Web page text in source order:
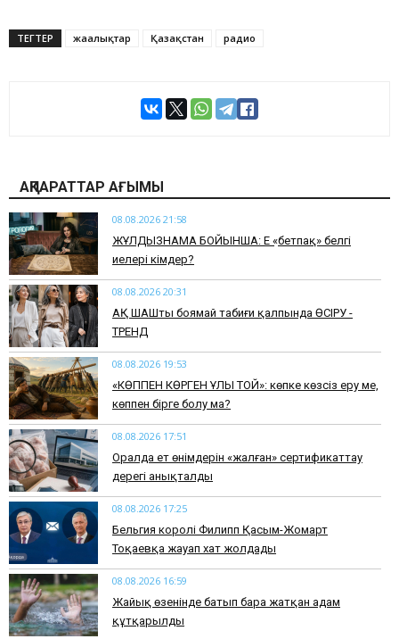
ТЕГТЕР жаңалықтар Қазақстан радио
АҚПАРАТТАР АҒЫМЫ
08.08.2026 21:58
ЖҰЛДЫЗНАМА БОЙЫНША: Ең «бетпақ» белгі
иелері кімдер?
08.08.2026 20:31
АҚ ШАШты боямай табиғи қалпында ӨСІРУ -
ТРЕНД
08.08.2026 19:53
​«КӨППЕН КӨРГЕН ҰЛЫ ТОЙ»: көпке көзсіз еру ме,
көппен бірге болу ма?
08.08.2026 17:51
Оралда ет өнімдерін «жалған» сертификаттау
дерегі анықталды
08.08.2026 17:25
Бельгия королі Филипп Қасым-Жомарт
Тоқаевқа жауап хат жолдады
08.08.2026 16:59
Жайық өзенінде батып бара жатқан адам
құтқарылды